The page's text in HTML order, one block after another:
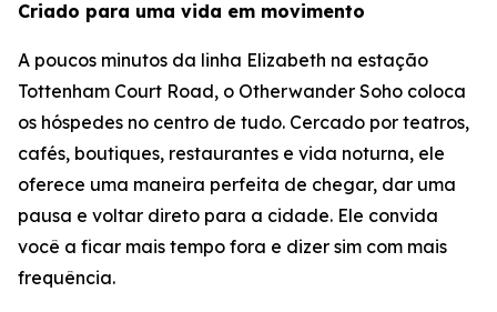
Criado para uma vida em movimento
A poucos minutos da linha Elizabeth na estação
Tottenham Court Road, o Otherwander Soho coloca
os hóspedes no centro de tudo. Cercado por teatros,
cafés, boutiques, restaurantes e vida noturna, ele
oferece uma maneira perfeita de chegar, dar uma
pausa e voltar direto para a cidade. Ele convida
você a ficar mais tempo fora e dizer sim com mais
frequência.